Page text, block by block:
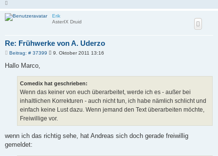
c
h
n
Erik
AsterIX Druid
Re: Frühwerke von A. Uderzo
Beitrag: # 37399 B
r
a
9. Oktober 2011 13:16
Hallo Marco,
Comedix hat geschrieben:
Wenn das keiner von euch überarbeitet, werde ich es - außer bei
inhaltlichen Korrekturen - auch nicht tun, ich habe nämlich schlicht und
einfach keine Lust dazu. Wenn jemand den Text überarbeiten möchte,
Freiwillige vor.
wenn ich das richtig sehe, hat Andreas sich doch gerade freiwillig
gemeldet: